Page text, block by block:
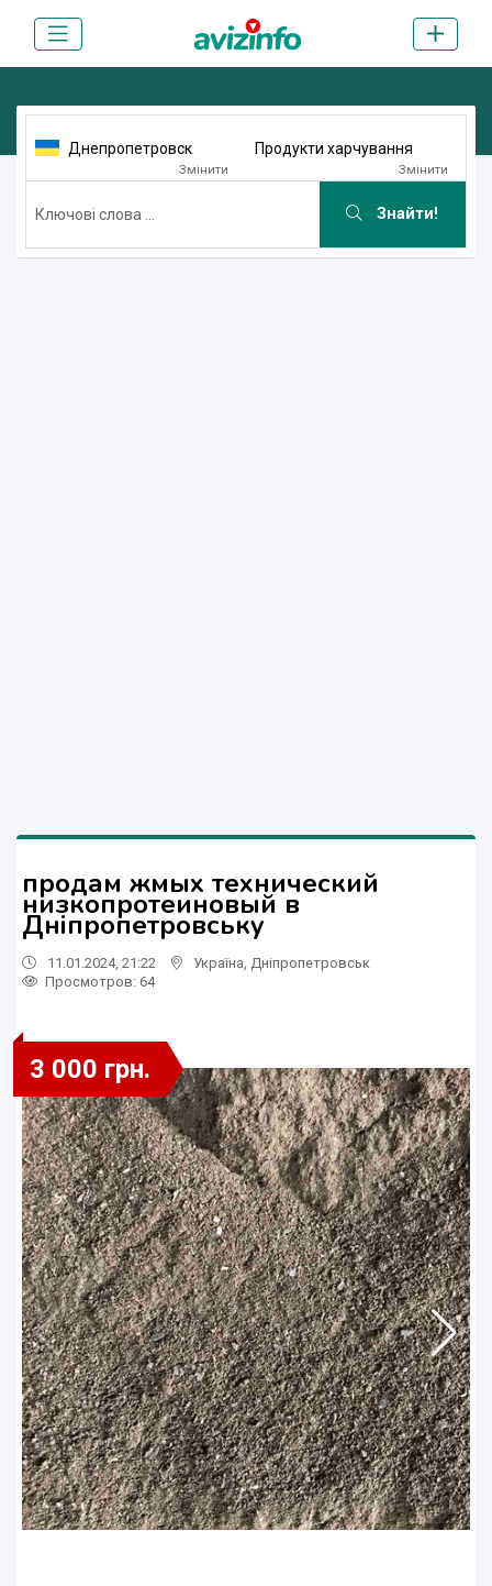
Днепропетровск
Змінити
Продукти харчування
Змінити
Знайти!
продам жмых технический
низкопротеиновый в
Дніпропетровську
11.01.2024, 21:22 Україна Дніпропетровськ
Просмотров: 64
3 000 грн.